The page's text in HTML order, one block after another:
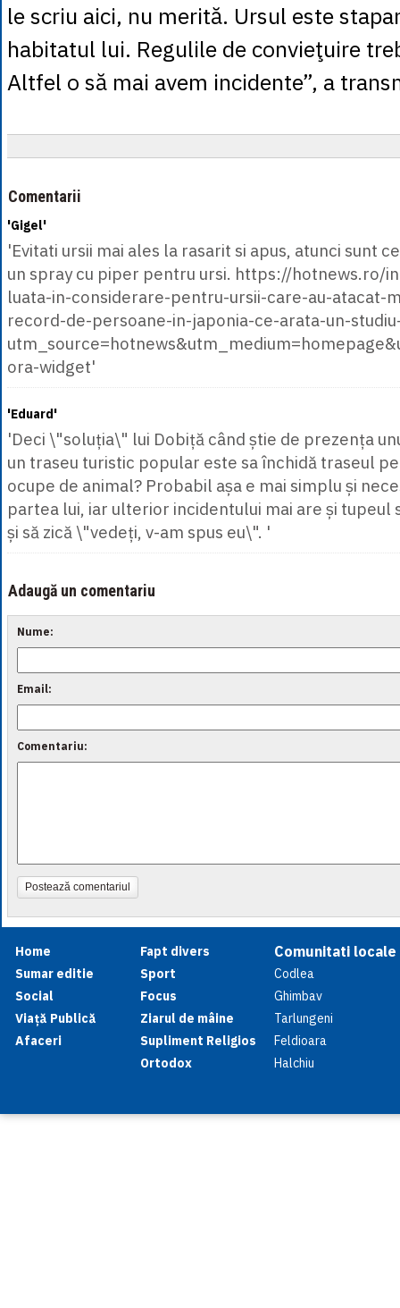
le scriu aici, nu merită. Ursul este
habitatul lui. Regulile de convieţuire
Altfel o să mai avem incidente”, a
Comentarii
'Gigel'
'Evitati ursii mai ales la rasarit si apus, atunci sunt
un spray cu piper pentru ursi. https://hotnews.ro/
luata-in-considerare-pentru-ursii-care-au-atacat-
record-de-persoane-in-japonia-ce-arata-un-
ora-widget'
'Eduard'
'Deci \"soluția\" lui Dobiță când știe de prezența
un traseu turistic popular este sa închidă traseul
ocupe de animal? Probabil așa e mai simplu și
partea lui, iar ulterior incidentului mai are și tupeul
și să zică \"vedeți, v-am spus eu\". '
Adaugă un comentariu
Nume:
Email:
Comentariu:
Postează comentariul
Home
Sumar editie
Social
Viață Publică
Afaceri
Fapt divers
Sport
Focus
Ziarul de mâine
Supliment Religios
Ortodox
Comunitati locale
Codlea
Ghimbav
Tarlungeni
Feldioara
Halchiu